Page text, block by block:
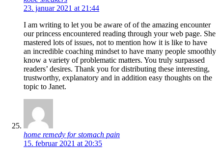
23. januar 2021 at 21:44
I am writing to let you be aware of of the amazing encounter
our princess encountered reading through your web page. She
mastered lots of issues, not to mention how it is like to have
an incredible coaching mindset to have many people smoothly
know a variety of problematic matters. You truly surpassed
readers’ desires. Thank you for distributing these interesting,
trustworthy, explanatory and in addition easy thoughts on the
topic to Janet.
home remedy for stomach pain
15. februar 2021 at 20:35